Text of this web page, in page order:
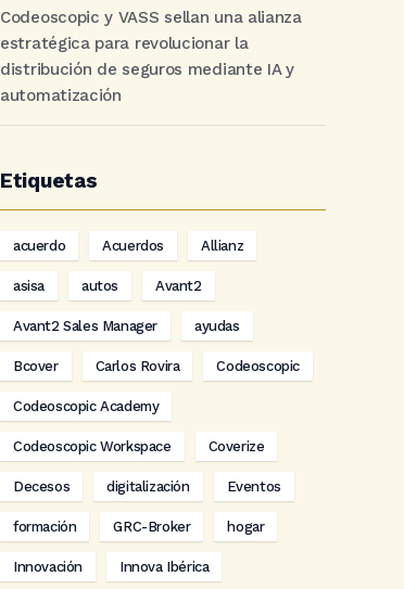
Codeoscopic y VASS sellan una alianza
estratégica para revolucionar la
distribución de seguros mediante IA y
automatización
Etiquetas
acuerdo Acuerdos Allianz
asisa autos Avant2
Avant2 Sales Manager ayudas
Bcover Carlos Rovira Codeoscopic
Codeoscopic Academy
Codeoscopic Workspace Coverize
Decesos digitalización Eventos
formación GRC-Broker hogar
Innovación Innova Ibérica